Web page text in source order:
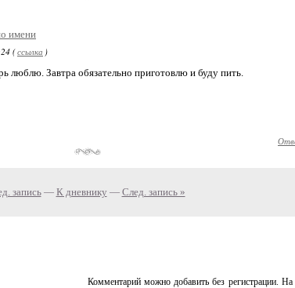
имени
(ссылка )
люблю. Завтра обязательно приготовлю и буду пить.
запись— К дневнику — След. запись »
Комментарий можно добавить без регистрации.